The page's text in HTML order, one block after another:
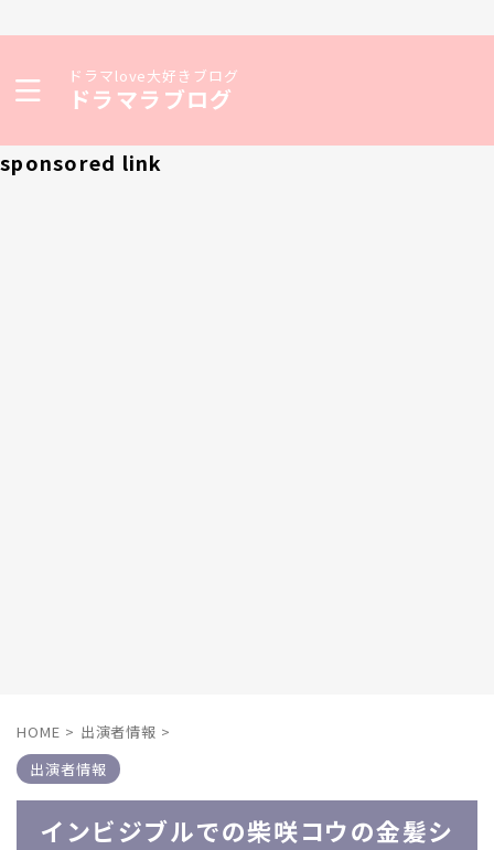
ドラマlove大好きブログ
ドラマラブログ
sponsored link
HOME > 出演者情報 >
出演者情報
インビジブルでの柴咲コウの金髪シ